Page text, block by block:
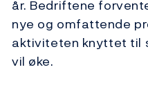
år. Bedriftene
nye og omfattende
aktiviteten knyttet til
vil øke.